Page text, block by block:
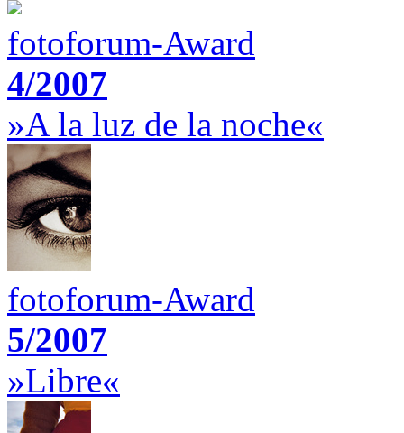
fotoforum-Award
4/2007
»A la luz de la noche«
fotoforum-Award
5/2007
»Libre«